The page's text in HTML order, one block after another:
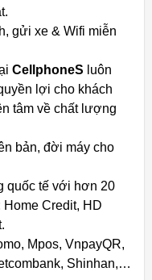
gửi xe & Wifi miễn
CellphoneS luôn
lợi cho khách
tâm về chất lượng
bản, đời máy cho
quốc tế với hơn 20
Home Credit, HD
Mpos, VnpayQR,
Shinhan,…